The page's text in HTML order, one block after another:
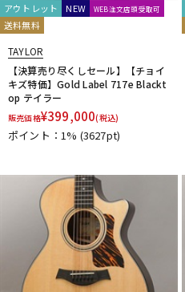
アウトレット NEW WEB注文店頭受取可
送料無料
TAYLOR
【決算売り尽くしセール】【チョイ
キズ特価】Gold Label 717e Blackt
op テイラー
販売価格¥399,000(税込)
ポイント：1% (3627pt)